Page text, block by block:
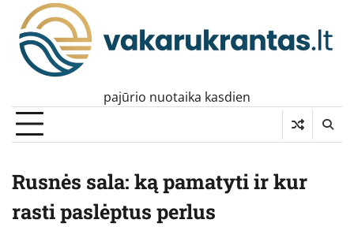
content
pajūrio nuotaika kasdien
Rusnės sala: ką pamatyti ir kur
rasti paslėptus perlus